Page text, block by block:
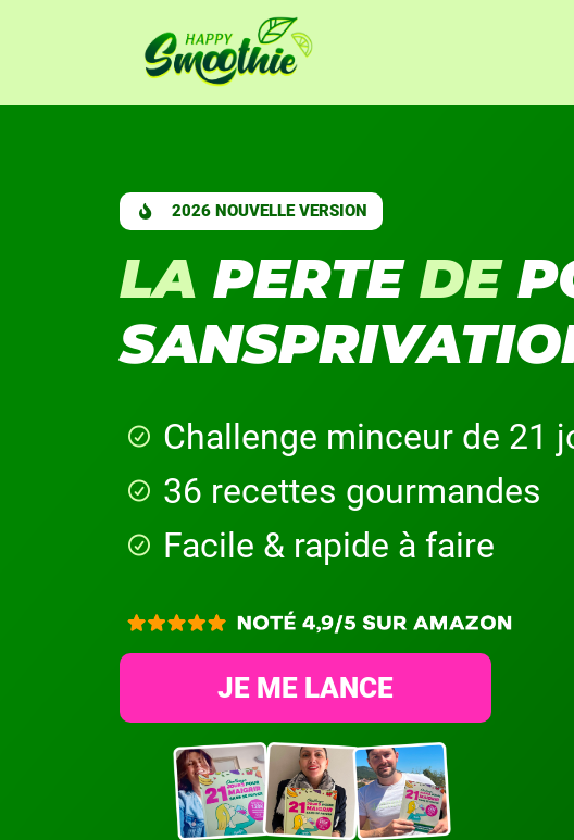
2026 NOUVELLE VERSION
LA PERTE DE
Challenge minceur de 21
36 recettes gourmandes
Facile & rapide à faire
JE ME LANCE